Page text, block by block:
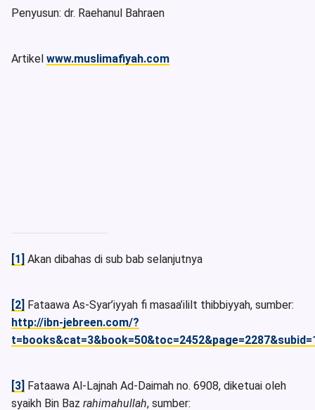
Penyusun: dr. Raehanul Bahraen
Artikel www.muslimafiyah.com
[1] Akan dibahas di sub bab selanjutnya
[2] Fataawa As-Syar’iyyah fi masaa’ililt thibbiyyah, sumber:
http://ibn-jebreen.com/?
[3] Fataawa Al-Lajnah Ad-Daimah no. 6908, diketuai oleh
syaikh Bin Baz rahimahullah, sumber: